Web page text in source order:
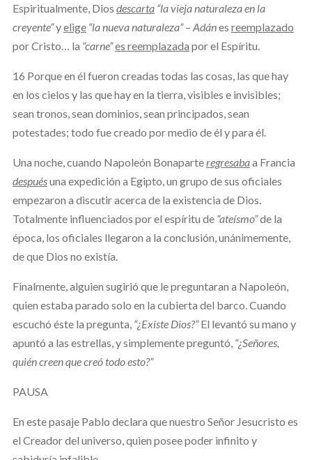
Espiritualmente, Dios descarta“la vieja naturaleza en la
creyente”yelige “la nueva naturaleza”– Adánes reemplazado
por Cristo… la “carne”es reemplazada por el Espíritu.
16 Porque en él fueron creadas todas las cosas, las que hay
en los cielos y las que hay en la tierra, visibles e invisibles;
sean tronos, sean dominios, sean principados, sean
potestades; todo fue creado por medio de él y para él.
Una noche, cuando Napoleón Bonaparteregresabaa Francia
despuésuna expedición a Egipto, un grupo de sus oficiales
empezaron a discutir acerca de la existencia de Dios.
Totalmente influenciados por el espíritu de “ateísmo”de la
época, los oficiales llegaron a la conclusión, unánimemente,
de que Dios no existía.
Finalmente, alguien sugirió que le preguntaran a Napoleón,
quien estaba parado solo en la cubierta del barco. Cuando
escuchó éste la pregunta, “¿Existe Dios?”El levantó su mano y
apuntó a las estrellas, y simplemente preguntó, “¿Señores,
quién creen que creó todo esto?”
PAUSA
En este pasaje Pablo declara que nuestro Señor Jesucristo es
el Creador del universo, quien posee poder infinito y